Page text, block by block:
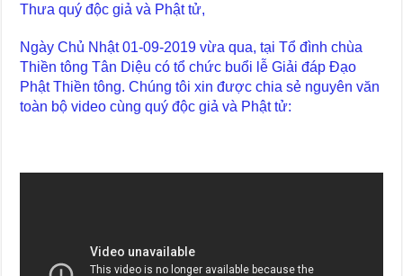
Thưa quý độc giả và Phật tử,
Ngày Chủ Nhật 01-09-2019 vừa qua, tại Tổ đình chùa
Thiền tông Tân Diệu có tổ chức buổi lễ Giải đáp Đạo
Phật Thiền tông. Chúng tôi xin được chia sẻ nguyên văn
toàn bộ video cùng quý độc giả và Phật tử: